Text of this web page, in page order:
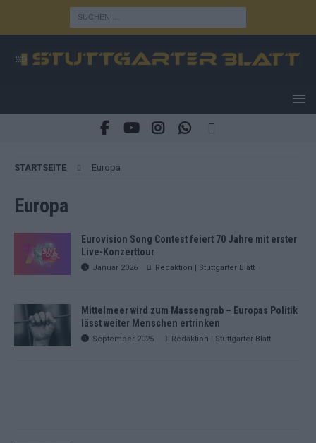
STARTSEITE Europa
Europa
Eurovision Song Contest feiert 70 Jahre mit erster
Live-Konzerttour
Januar 2026 Redaktion | Stuttgarter Blatt
Mittelmeer wird zum Massengrab – Europas Politik
lässt weiter Menschen ertrinken
September 2025 Redaktion | Stuttgarter Blatt